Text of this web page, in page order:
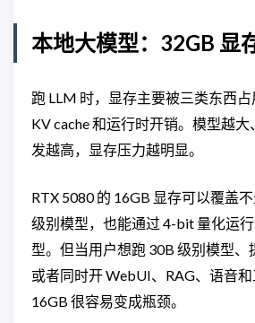
本地大模型：32GB 显
跑 LLM 时，显存主要被三类东西占
KV cache 和运行时开销。模型越
发越高，显存压力越明显。
RTX 5080 的 16GB 显存可以覆盖
级别模型，也能通过 4-bit 量化运
型。但当用户想跑 30B 级别模型、
或者同时开 WebUI、RAG、语音和
16GB 很容易变成瓶颈。